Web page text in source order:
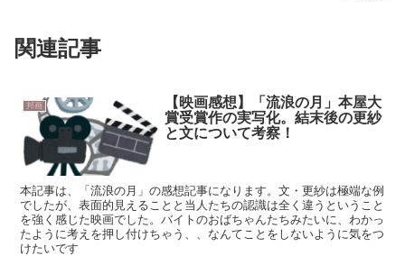
関連記事
邦画
【映画感想】「流浪の月」本屋大
賞受賞作の実写化。結末後の更紗
と文について考察！
本記事は、「流浪の月」の感想記事になります。文・更紗は極端な例
でしたが、表面的見えることと当人たちの認識は全く違うということ
を強く感じた映画でした。バイトのおばちゃんたちみたいに、わかっ
たように考えを押し付けちゃう、、なんてことをしないように気をつ
けたいです